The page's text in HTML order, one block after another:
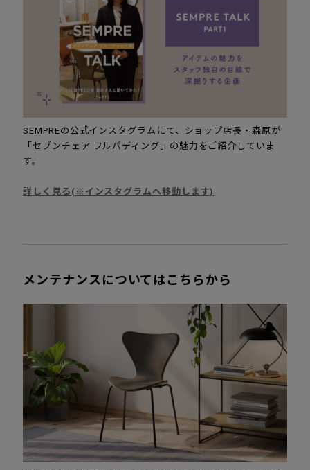
SEMPREの公式インスタグラムにて、ショップ店長・森原が
「セブンチェア フルパディング」の魅力をご紹介していま
す。
詳しく見る(※インスタグラムへ移動します)
メンテナンスについてはこちらから